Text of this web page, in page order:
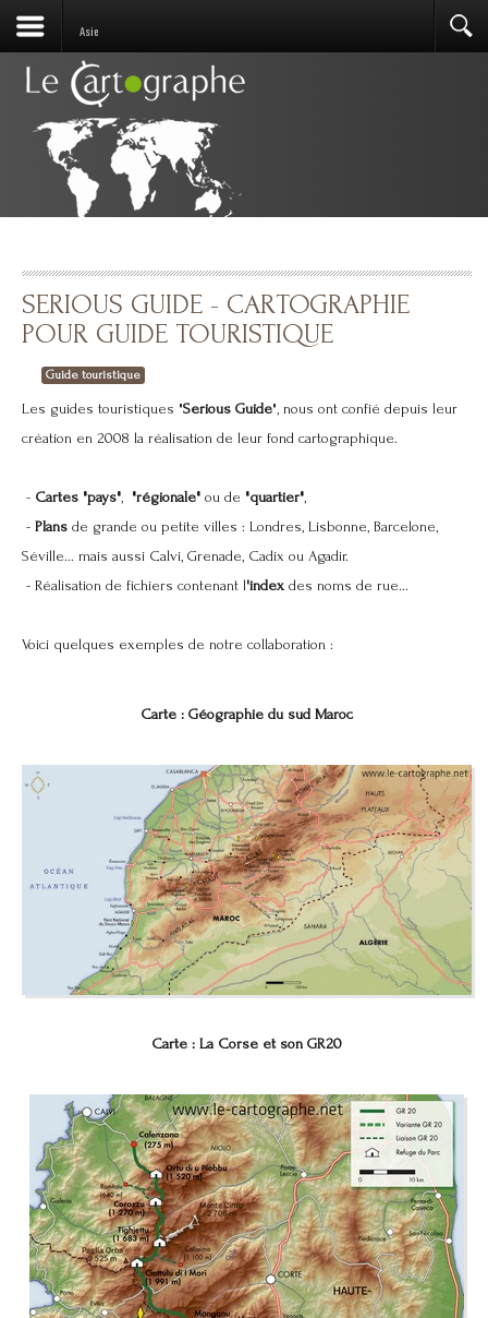
Asie
SERIOUS GUIDE - CARTOGRAPHIE
POUR GUIDE TOURISTIQUE
Guide touristique
Les guides touristiques "Serious Guide", nous ont confié depuis leur
création en 2008 la réalisation de leur fond cartographique.
- Cartes "pays", "régionale" ou de "quartier",
- Plans de grande ou petite villes : Londres, Lisbonne, Barcelone,
Séville... mais aussi Calvi, Grenade, Cadix ou Agadir.
- Réalisation de fichiers contenant l'index des noms de rue...
Voici quelques exemples de notre collaboration :
Carte : Géographie du sud Maroc
Carte : La Corse et son GR20